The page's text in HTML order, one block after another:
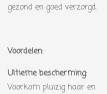
gezond en goed verzorgd.
Voordelen:
Ultieme bescherming:
Voorkom pluizig haar en